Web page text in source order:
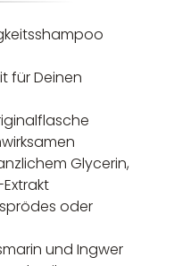
für Deinen
Glycerin,
oder
und Ingwer